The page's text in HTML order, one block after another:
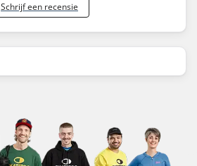
Schrijf een recensie